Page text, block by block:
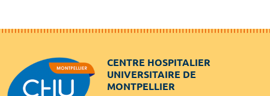
CENTRE HOSPITALIER
UNIVERSITAIRE DE
MONTPELLIER